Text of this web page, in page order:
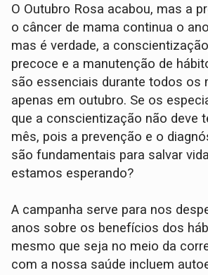
O Outubro Rosa acabou, mas a
o câncer de mama continua o
mas é verdade, a
precoce e a manutenção de
são essenciais durante todos os
apenas em outubro. Se os
que a conscientização não deve
mês, pois a prevenção e o
são fundamentais para salvar
estamos esperando?
A campanha serve para nos
anos sobre os benefícios dos
mesmo que seja no meio da
com a nossa saúde incluem